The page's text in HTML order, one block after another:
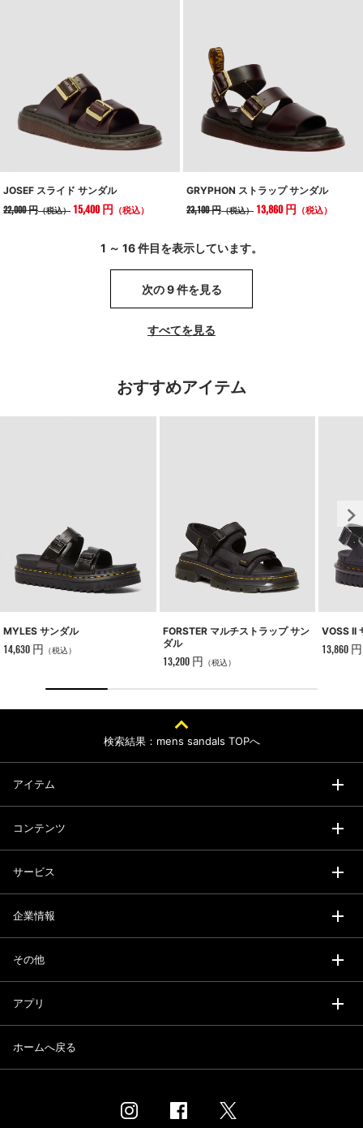
JOSEF スライド サンダル
22,000 円（税込） 15,400 円 （税込）
GRYPHON ストラップ サンダル
23,100 円（税込） 13,860 円 （税込）
1 ～ 16 件目を表示しています。
次の 9 件を見る
すべてを見る
おすすめアイテム
MYLES サンダル
14,630 円 （税込）
FORSTER マルチストラップ サン
ダル
13,200 円 （税込）
VOSS II
13,860 円
検索結果：mens sandals TOPへ
アイテム
コンテンツ
サービス
企業情報
その他
アプリ
ホームへ戻る